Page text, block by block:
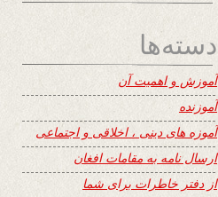
دسته‌ها
آموزش و اهمیت آن
آموزنده
آموزه های دینی ، اخلاقی و اجتماعی
ارسال نامه به مقامات افغان
از دفتر خاطرات برای شما